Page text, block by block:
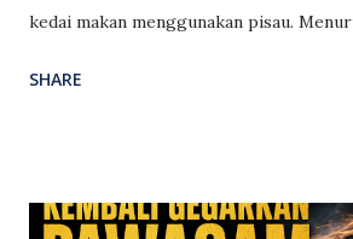
kedai makan menggunakan pisau.
pantas dan menggunakan peralatan
menjalankan siasatan menyeluruh serta
SHARE